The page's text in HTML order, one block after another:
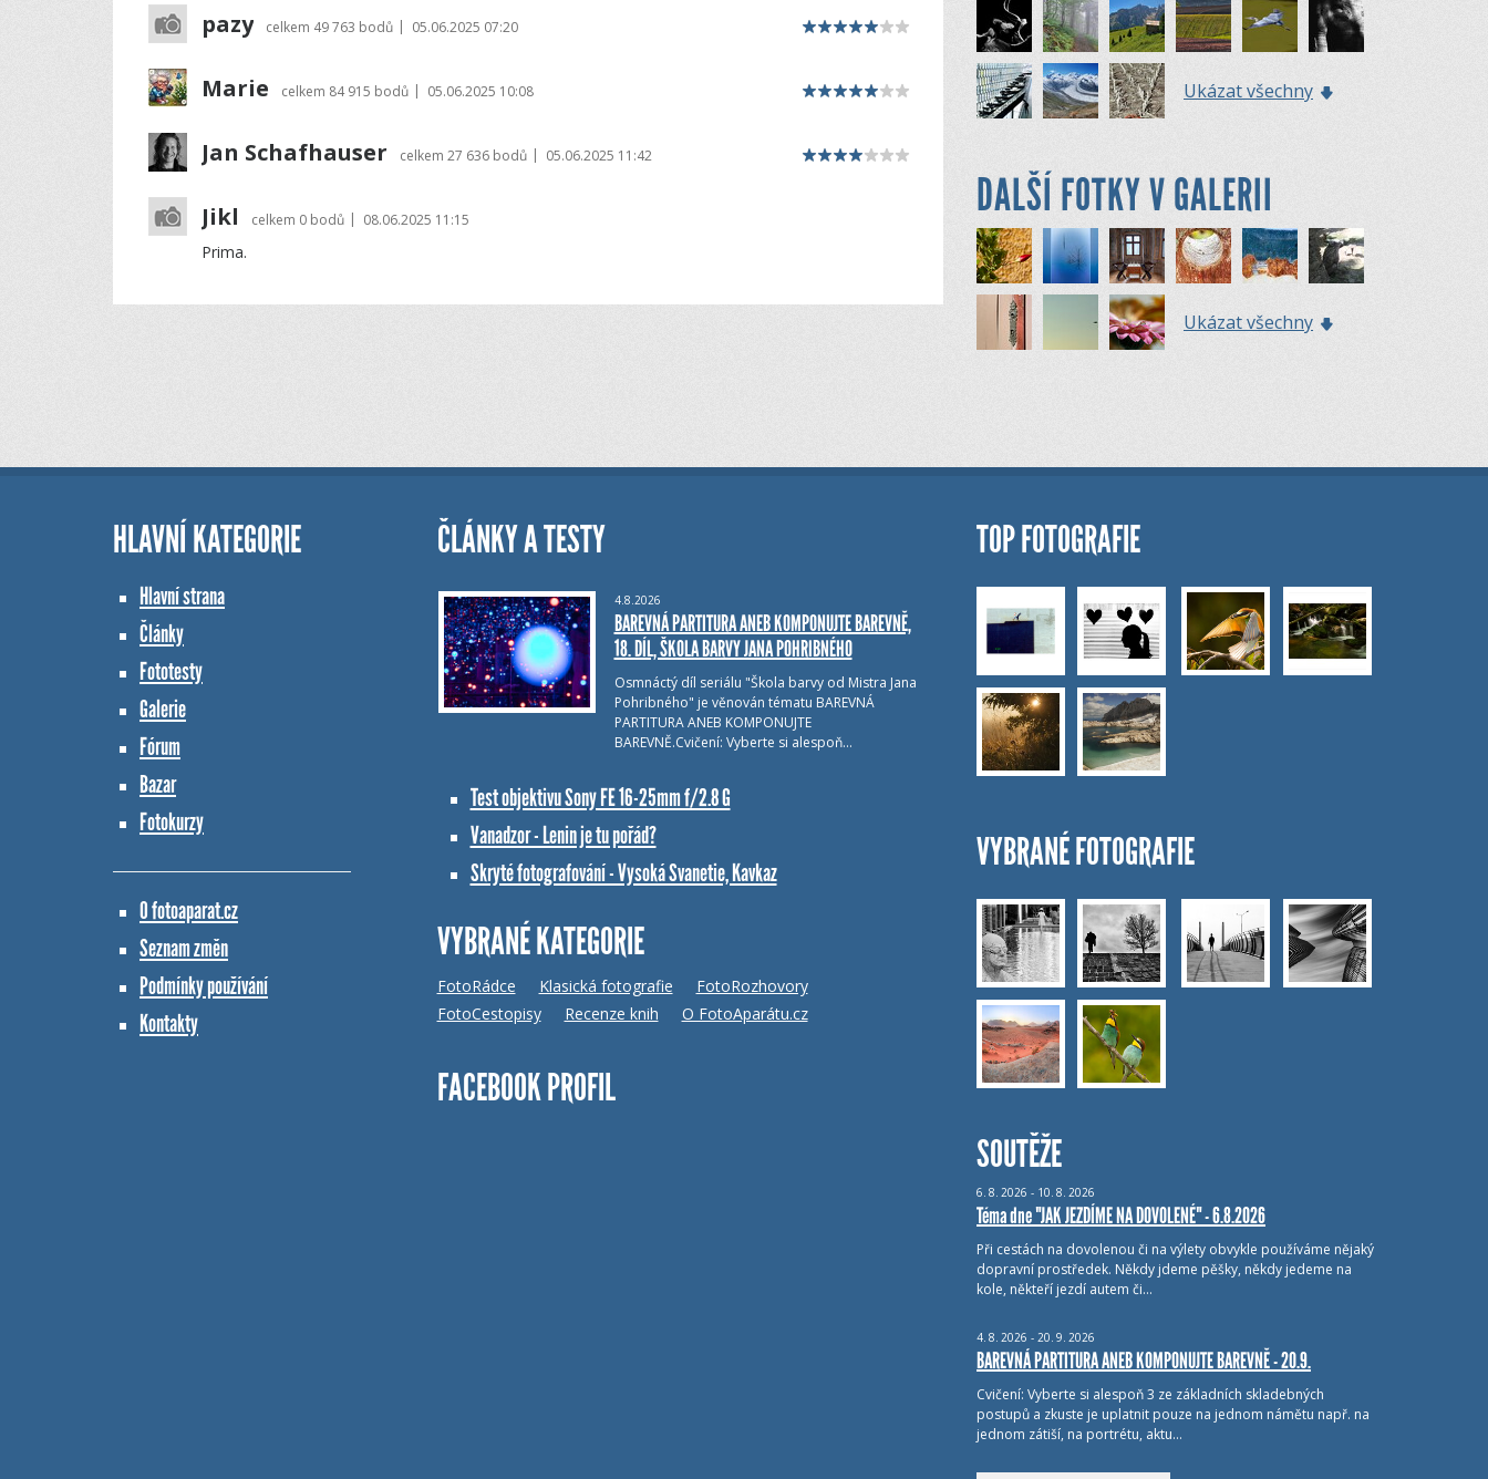
pazy celkem 49 763 bodů | 05.06.2025 07:20
Marie celkem 84 915 bodů | 05.06.2025 10:08
Jan Schafhauser celkem 27 636 bodů | 05.06.2025 11:42
Jikl celkem 0 bodů | 08.06.2025 11:15
Prima.
Ukázat všechny
DALŠÍ FOTKY V GALERII
Ukázat všechny
HLAVNÍ KATEGORIE
Hlavní strana
Články
Fototesty
Galerie
Fórum
Bazar
Fotokurzy
O fotoaparat.cz
Seznam změn
Podmínky používání
Kontakty
ČLÁNKY A TESTY
4.8.2026
BAREVNÁ PARTITURA ANEB KOMPONUJTE BAREVNĚ,
18. DÍL, ŠKOLA BARVY JANA POHRIBNÉHO
Osmnáctý díl seriálu "Škola barvy od Mistra Jana
Pohribného" je věnován tématu BAREVNÁ
PARTITURA ANEB KOMPONUJTE
BAREVNĚ.Cvičení: Vyberte si alespoň…
Test objektivu Sony FE 16-25mm f/2.8 G
Vanadzor - Lenin je tu pořád?
Skryté fotografování - Vysoká Svanetie, Kavkaz
VYBRANÉ KATEGORIE
FotoRádce Klasická fotografie
FotoRozhovory
FotoCestopisy
Recenze knih O FotoAparátu.cz
FACEBOOK PROFIL
TOP FOTOGRAFIE
VYBRANÉ FOTOGRAFIE
SOUTĚŽE
6. 8. 2026 - 10. 8. 2026
Téma dne "JAK JEZDÍME NA DOVOLENÉ" - 6.8.2026
Při cestách na dovolenou či na výlety obvykle používáme nějaký
dopravní prostředek. Někdy jdeme pěšky, někdy jedeme na
kole, někteří jezdí autem či…
4. 8. 2026 - 20. 9. 2026
BAREVNÁ PARTITURA ANEB KOMPONUJTE BAREVNĚ - 20.9.
Cvičení: Vyberte si alespoň 3 ze základních skladebných
postupů a zkuste je uplatnit pouze na jednom námětu např. na
jednom zátiší, na portrétu, aktu…